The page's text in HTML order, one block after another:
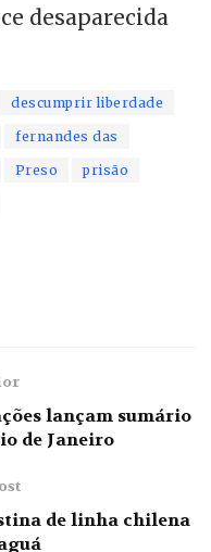
desaparecida
descumprir liberdade
fernandes das
Preso prisão
lançam sumário
de Janeiro
de linha chilena